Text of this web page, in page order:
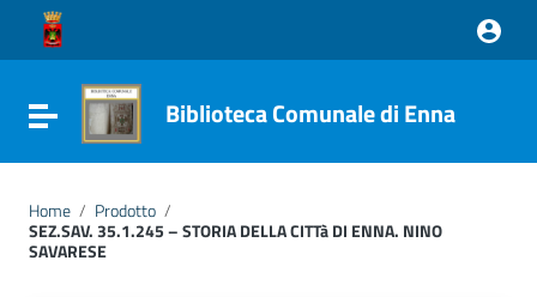
Vai ai contenuti
Vai al menu di navigazione
Vai al footer
Attiva / disattiva la navigazione
Biblioteca Comunale di Enna
Home / Prodotto /
SEZ.SAV. 35.1.245 – STORIA DELLA CITTà DI ENNA. NINO
SAVARESE